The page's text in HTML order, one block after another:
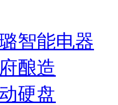
智能电器
酿造
硬盘